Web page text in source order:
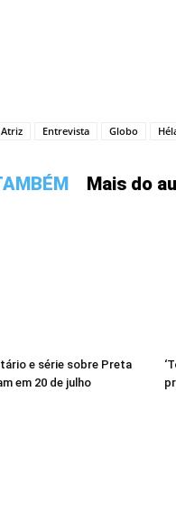
Atriz Entrevista Globo
Mais do
e série sobre Preta
em 20 de julho